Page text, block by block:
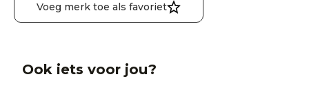
Voeg merk toe als favoriet
Ook iets voor jou?